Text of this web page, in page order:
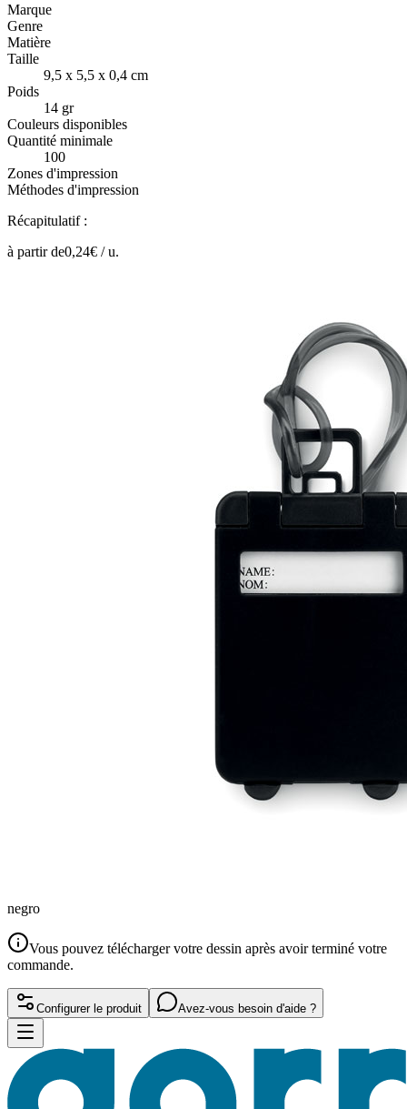
Marque
Genre
Matière
Taille
9,5 x 5,5 x 0,4 cm
Poids
14 gr
Couleurs disponibles
Quantité minimale
100
Zones d'impression
Méthodes d'impression
Récapitulatif :
à partir de0,24€ /u.
negro
Vous pouvez télécharger votre dessin après avoir terminé votre
commande.
Configurer le produit Avez-vous besoin d'aide ?